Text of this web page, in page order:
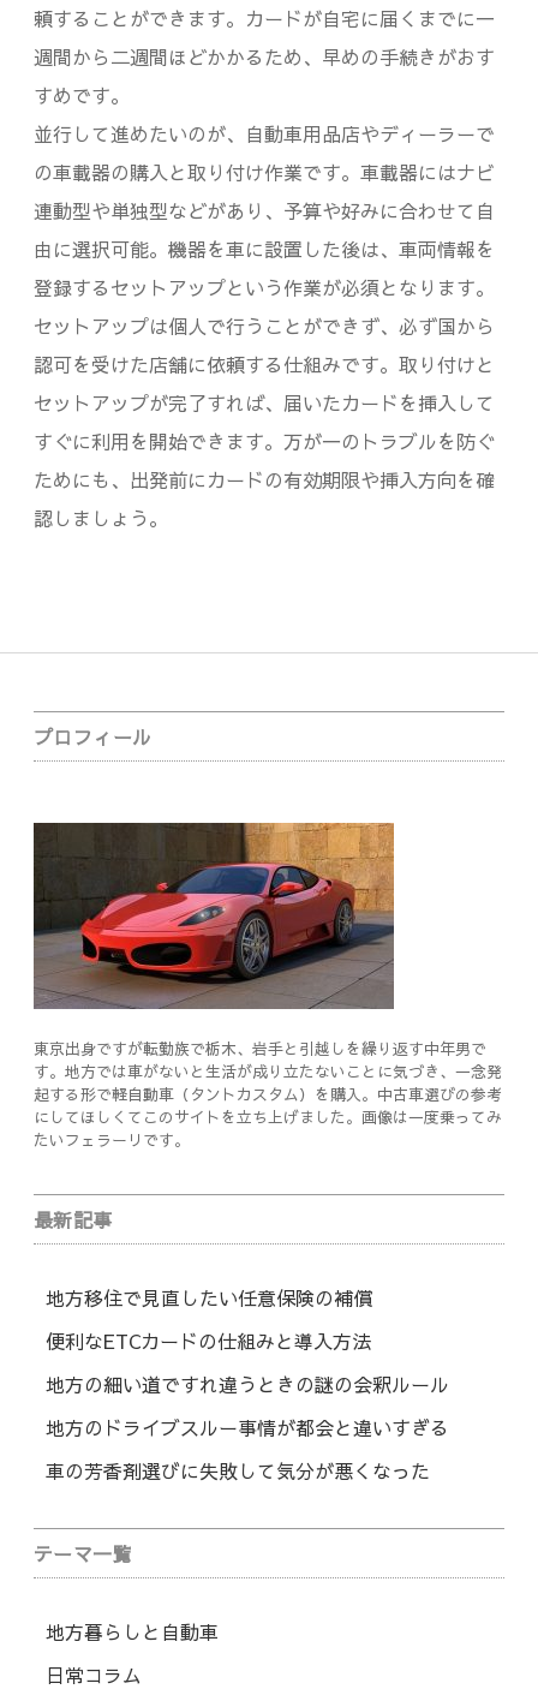
頼することができます。カードが自宅に届くまでに一
週間から二週間ほどかかるため、早めの手続きがおす
すめです。
並行して進めたいのが、自動車用品店やディーラーで
の車載器の購入と取り付け作業です。車載器にはナビ
連動型や単独型などがあり、予算や好みに合わせて自
由に選択可能。機器を車に設置した後は、車両情報を
登録するセットアップという作業が必須となります。
セットアップは個人で行うことができず、必ず国から
認可を受けた店舗に依頼する仕組みです。取り付けと
セットアップが完了すれば、届いたカードを挿入して
すぐに利用を開始できます。万が一のトラブルを防ぐ
ためにも、出発前にカードの有効期限や挿入方向を確
認しましょう。
Sidebar
プロフィール
東京出身ですが転勤族で栃木、岩手と引越しを繰り返す中年男で
す。地方では車がないと生活が成り立たないことに気づき、一念発
起する形で軽自動車（タントカスタム）を購入。中古車選びの参考
にしてほしくてこのサイトを立ち上げました。画像は一度乗ってみ
たいフェラーリです。
最新記事
地方移住で見直したい任意保険の補償
便利なETCカードの仕組みと導入方法
地方の細い道ですれ違うときの謎の会釈ルール
地方のドライブスルー事情が都会と違いすぎる
車の芳香剤選びに失敗して気分が悪くなった
テーマ一覧
地方暮らしと自動車
日常コラム